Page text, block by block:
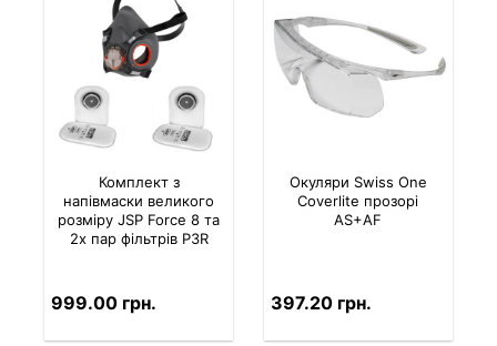
Комплект з
напівмаски великого
розміру JSP Force 8 та
2х пар фільтрів P3R
999.00 грн.
Окуляри Swiss One
Coverlite прозорі
AS+AF
397.20 грн.